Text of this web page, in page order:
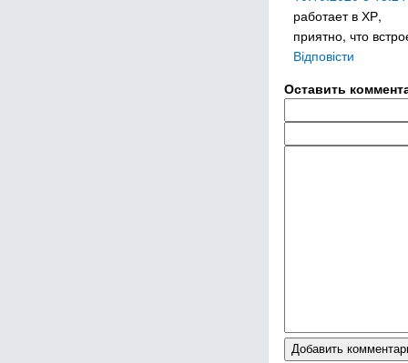
работает в ХР,
приятно, что
Відповісти
Оставить